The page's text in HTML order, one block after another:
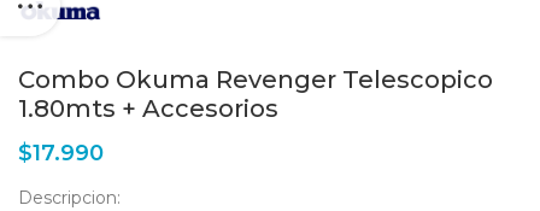
Combo Okuma Revenger Telescopico
1.80mts + Accesorios
$17.990
Descripcion: